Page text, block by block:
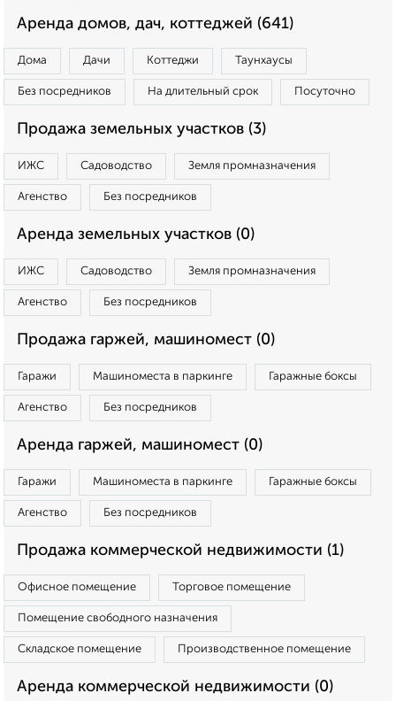
Аренда домов, дач, коттеджей (641)
Дома Дачи Коттеджи Таунхаусы
Без посредников На длительный срок Посуточно
Продажа земельных участков (3)
ИЖС Садоводство Земля промназначения
Агенство Без посредников
Аренда земельных участков (0)
ИЖС Садоводство Земля промназначения
Агенство Без посредников
Продажа гаржей, машиномест (0)
Гаражи Машиноместа в паркинге Гаражные боксы
Агенство Без посредников
Аренда гаржей, машиномест (0)
Гаражи Машиноместа в паркинге Гаражные боксы
Агенство Без посредников
Продажа коммерческой недвижимости (1)
Офисное помещение Торговое помещение
Помещение свободного назначения
Складское помещение Производственное помещение
Аренда коммерческой недвижимости (0)